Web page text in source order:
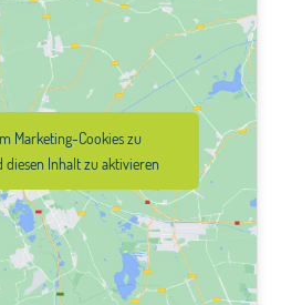
Marketing-Cookies zu
diesen Inhalt zu aktivieren